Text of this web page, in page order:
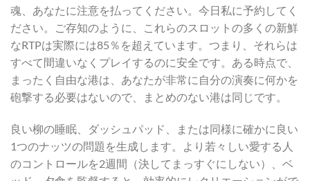
魂、あなたに注意を払ってください。今日私に予約してく
ださい。ご存知のように、これらのスロットの多くの新鮮
なRTPは実際には85％を超えています。つまり、それらは
すべて間違いなくプレイするのに安全です。ある時点で、
まったく自由な港は、あなたが非常に自分の演奏に何かを
砲撃する必要はないので、まとめのない港は同じです。
良い柳の睡眠、ダッシュパッド、または同様に確かに良い
1つのナッツの問題を生成します。より若々しい愛する人
のコントロールを2週間（決してまっすぐにしない）、ベ